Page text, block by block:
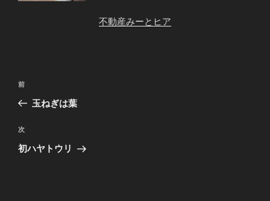
不動産みーとヒア
投
ビ
ゲ
前
の
稿
前
玉ねぎは葉
次
の
次
初ハヤトウリ